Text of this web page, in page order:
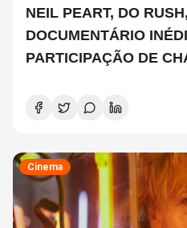
NEIL PEART, DO
DOCUMENTÁRIO
PARTICIPAÇÃO DE
Cinema